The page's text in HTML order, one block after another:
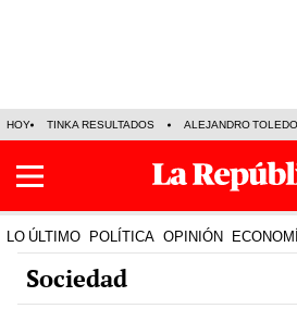
HOY TINKA RESULTADOS ALEJANDRO TOLEDO
LO ÚLTIMO POLÍTICA OPINIÓN
Sociedad